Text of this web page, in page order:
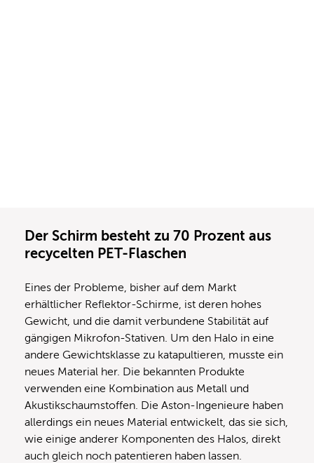
Der Schirm besteht zu 70 Prozent aus
recycelten PET-Flaschen
Eines der Probleme, bisher auf dem Markt
erhältlicher Reflektor-Schirme, ist deren hohes
Gewicht, und die damit verbundene Stabilität auf
gängigen Mikrofon-Stativen. Um den Halo in eine
andere Gewichtsklasse zu katapultieren, musste ein
neues Material her. Die bekannten Produkte
verwenden eine Kombination aus Metall und
Akustikschaumstoffen. Die Aston-Ingenieure haben
allerdings ein neues Material entwickelt, das sie sich,
wie einige anderer Komponenten des Halos, direkt
auch gleich noch patentieren haben lassen.